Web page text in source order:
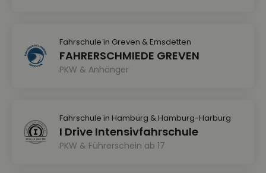
Fahrschule in Greven & Emsdetten
FAHRERSCHMIEDE GREVEN
PKW & Anhänger
Fahrschule in Hamburg & Hamburg-Harburg
I Drive Intensivfahrschule
PKW & Führerschein ab 17